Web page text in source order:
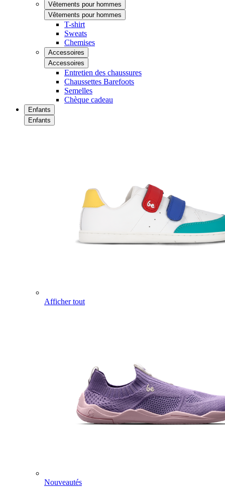
Vêtements pour hommes
Vêtements pour hommes
T-shirt
Sweats
Chemises
Accessoires
Accessoires
Entretien des chaussures
Chaussettes Barefoots
Semelles
Chèque cadeau
Enfants
Enfants
Afficher tout
Nouveautés